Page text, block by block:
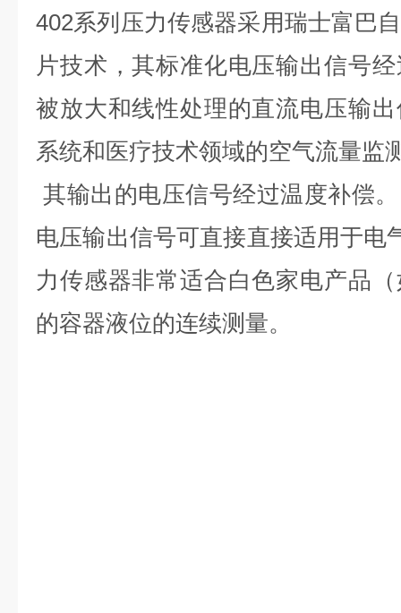
402系列压力传感器采用瑞士富巴
片技术，其标准化电压输出信号
被放大和线性处理的直流电压输
系统和医疗技术领域的空气流量监
其输出的电压信号经过温度补偿
电压输出信号可直接直接适用于电
力传感器非常适合白色家电产品
的容器液位的连续测量。